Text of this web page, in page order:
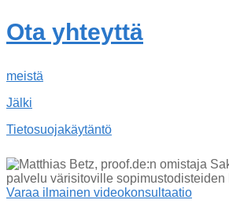
Ota yhteyttä
meistä
Jälki
Tietosuojakäytäntö
Varaa ilmainen videokonsultaatio